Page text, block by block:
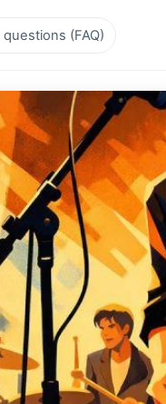
questions (FAQ)